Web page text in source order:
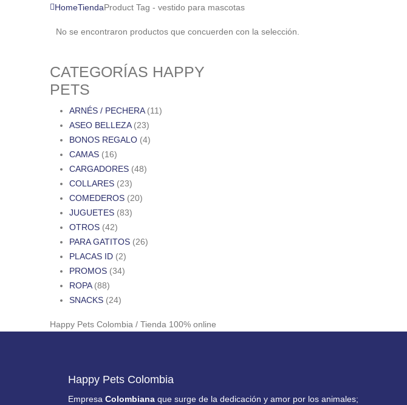
HomeTiendaProduct Tag - vestido para mascotas
No se encontraron productos que concuerden con la selección.
CATEGORÍAS HAPPY
PETS
ARNÉS / PECHERA (11)
ASEO BELLEZA (23)
BONOS REGALO (4)
CAMAS (16)
CARGADORES (48)
COLLARES (23)
COMEDEROS (20)
JUGUETES (83)
OTROS (42)
PARA GATITOS (26)
PLACAS ID (2)
PROMOS (34)
ROPA (88)
SNACKS (24)
Happy Pets Colombia / Tienda 100% online
Happy Pets Colombia
Empresa Colombiana que surge de la dedicación y amor por los animales;